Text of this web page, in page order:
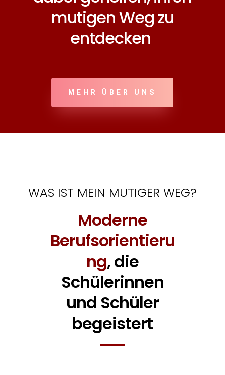
mutigen Weg zu
entdecken
MEHR ÜBER UNS
WAS IST MEIN MUTIGER WEG?
Moderne
Berufsorientieru
ng, die
Schülerinnen
und Schüler
begeistert